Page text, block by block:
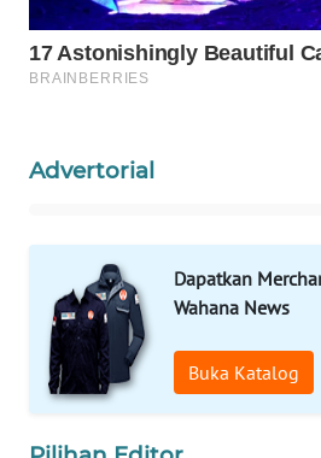
Advertorial
Dapatkan
Wahana News
Buka Katalog
WAHANA
TRAVEL
TV
ID
WAHANANEWS
CO ID
WAHANANEWS